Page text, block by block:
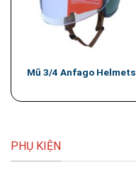
Mũ 3/4 Anfago Helmets
PHỤ KIỆN